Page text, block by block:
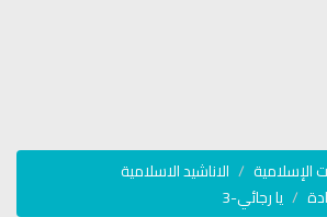
الإسلامية
الاناشيد الاسلامية
يا رجائي-3